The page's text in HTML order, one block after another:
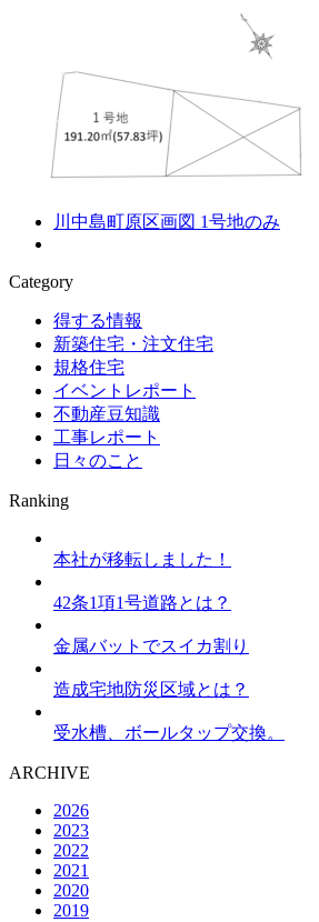
川中島町原区画図 1号地のみ
Category
得する情報
新築住宅・注文住宅
規格住宅
イベントレポート
不動産豆知識
工事レポート
日々のこと
Ranking
本社が移転しました！
42条1項1号道路とは？
金属バットでスイカ割り
造成宅地防災区域とは？
受水槽、ボールタップ交換。
ARCHIVE
2026
2023
2022
2021
2020
2019